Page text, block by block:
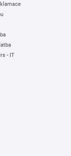
- IT